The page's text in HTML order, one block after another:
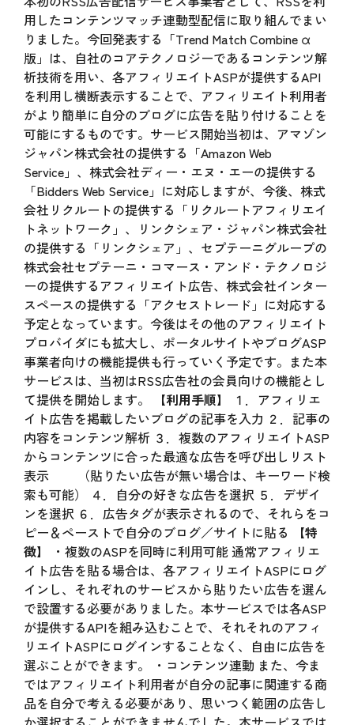
用したコンテンツマッチ連動型配信に取り組んでまい
りました。今回発表する「Trend Match Combine α
版」は、自社のコアテクノロジーであるコンテンツ解
析技術を用い、各アフィリエイトASPが提供するAPI
を利用し横断表示することで、アフィリエイト利用者
がより簡単に自分のブログに広告を貼り付けることを
可能にするものです。サービス開始当初は、アマゾン
ジャパン株式会社の提供する「Amazon Web
Service」、株式会社ディー・エヌ・エーの提供する
「Bidders Web Service」に対応しますが、今後、株式
会社リクルートの提供する「リクルートアフィリエイ
トネットワーク」、リンクシェア・ジャパン株式会社
の提供する「リンクシェア」、セプテーニグループの
株式会社セプテーニ・コマース・アンド・テクノロジ
ーの提供するアフィリエイト広告、株式会社インター
スペースの提供する「アクセストレード」に対応する
予定となっています。今後はその他のアフィリエイト
プロバイダにも拡大し、ポータルサイトやブログASP
事業者向けの機能提供も行っていく予定です。また本
サービスは、当初はRSS広告社の会員向けの機能とし
て提供を開始します。
【利用手順】
１．アフィリエ
イト広告を掲載したいブログの記事を入力 ２．記事の
内容をコンテンツ解析 ３．複数のアフィリエイトASP
からコンテンツに合った最適な広告を呼び出しリスト
表示 （貼りたい広告が無い場合は、キーワード検
索も可能） ４．自分の好きな広告を選択 ５．デザイ
ンを選択 ６．広告タグが表示されるので、それらをコ
ピー＆ペーストで自分のブログ／サイトに貼る
【特
徴】
・複数のASPを同時に利用可能 通常アフィリエ
イト広告を貼る場合は、各アフィリエイトASPにログ
インし、それぞれのサービスから貼りたい広告を選ん
で設置する必要がありました。本サービスでは各ASP
が提供するAPIを組み込むことで、それそれのアフィ
リエイトASPにログインすることなく、自由に広告を
選ぶことができます。 ・コンテンツ連動 また、今ま
ではアフィリエイト利用者が自分の記事に関連する商
品を自分で考える必要があり、思いつく範囲の広告し